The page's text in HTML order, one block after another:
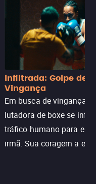
Infiltrada: Golpe de
Vingança
Em busca de vingança,
lutadora de boxe se
tráfico humano para
irmã. Sua coragem a